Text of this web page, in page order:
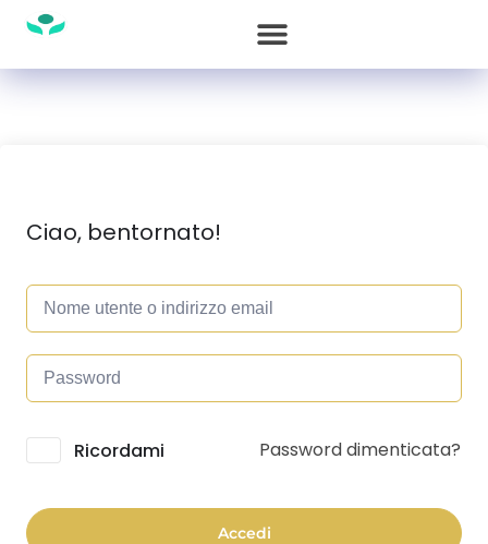
Ciao, bentornato!
Alternative:
Ricordami Password dimenticata?
Accedi